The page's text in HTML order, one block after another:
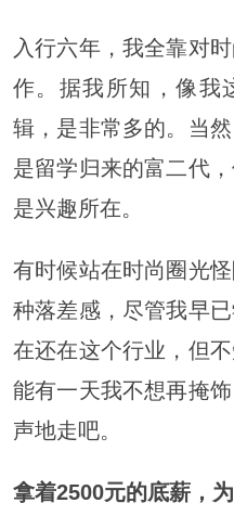
入行六年，我全靠对
作。据我所知，像我
辑，是非常多的。当
是留学归来的富二代
是兴趣所在。
有时候站在时尚圈光
种落差感，尽管我早
在还在这个行业，但
能有一天我不想再掩
声地走吧。
拿着2500元的底薪，